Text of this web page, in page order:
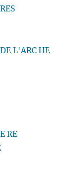
L'ARC HE
RE